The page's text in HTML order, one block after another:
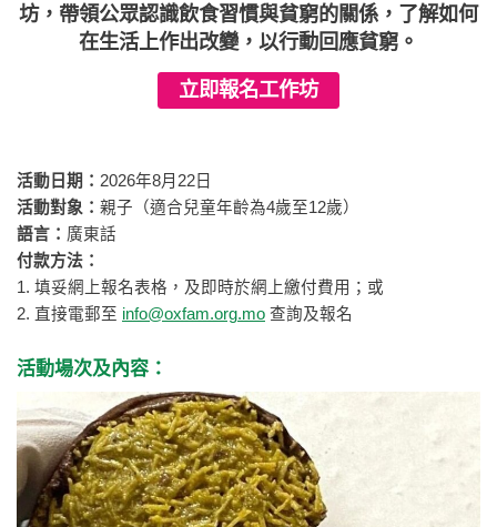
坊，帶領公眾認識飲食習慣與貧窮的關係，了解如何
在生活上作出改變，以行動回應貧窮。
立即報名工作坊
活動日期： 2026年8月22日
活動對象： 親子（適合兒童年齡為4歲至12歲）
語言： 廣東話
付款方法：
1. 填妥網上報名表格，及即時於網上繳付費用；或
2. 直接電郵至 info@oxfam.org.mo 查詢及報名
活動場次及內容：